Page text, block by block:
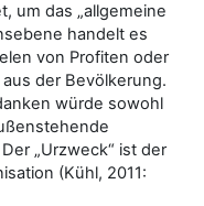
um das „allgemeine
handelt es
von Profiten oder
der Bevölkerung.
würde sowohl
„Urzweck“ ist der
(Kühl, 2011: